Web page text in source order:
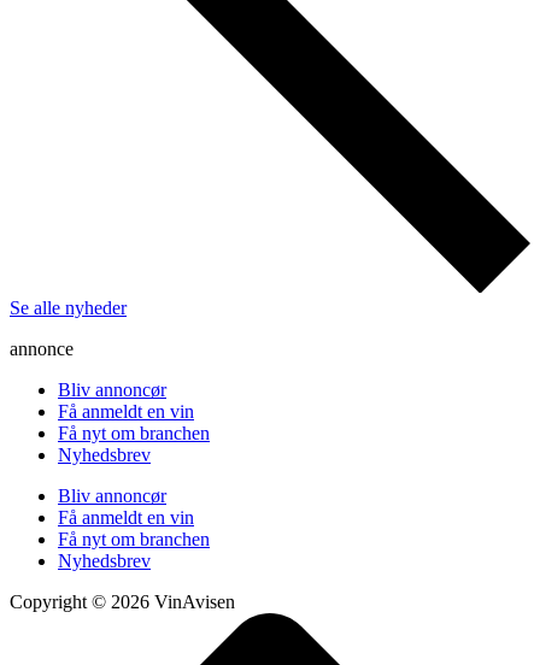
Se alle nyheder
annonce
Bliv annoncør
Få anmeldt en vin
Få nyt om branchen
Nyhedsbrev
Bliv annoncør
Få anmeldt en vin
Få nyt om branchen
Nyhedsbrev
Copyright © 2026 VinAvisen